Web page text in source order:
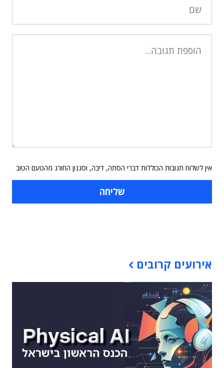
אין לשלוח תגובות הכוללות דברי הסתה, דיבה, וסגנון החורג מהטעם הטוב
אירועים קרובים